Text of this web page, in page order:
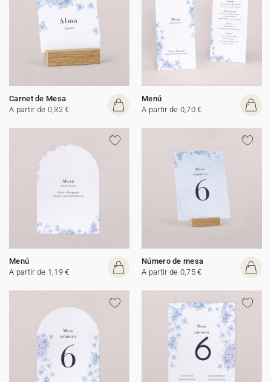
Carnet de Mesa
A partir de 0,32 €
Menú
A partir de 0,70 €
Menú
A partir de 1,19 €
Número de mesa
A partir de 0,75 €